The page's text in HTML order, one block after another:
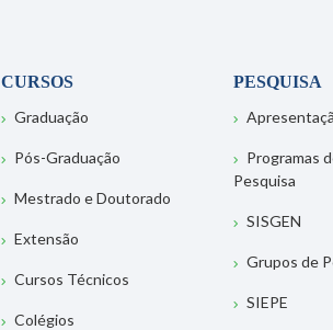
CURSOS
Graduação
Pós-Graduação
Mestrado e Doutorado
Extensão
Cursos Técnicos
Colégios
PESQUISA
Programas
Pesquisa
SISGEN
Grupos de
SIEPE